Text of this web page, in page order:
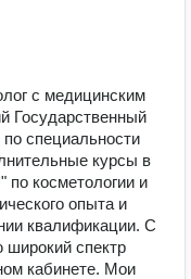
с медицинским
Государственный
специальности
курсы в
косметологии и
опыта и
квалификации. С
спектр
кабинете. Мои